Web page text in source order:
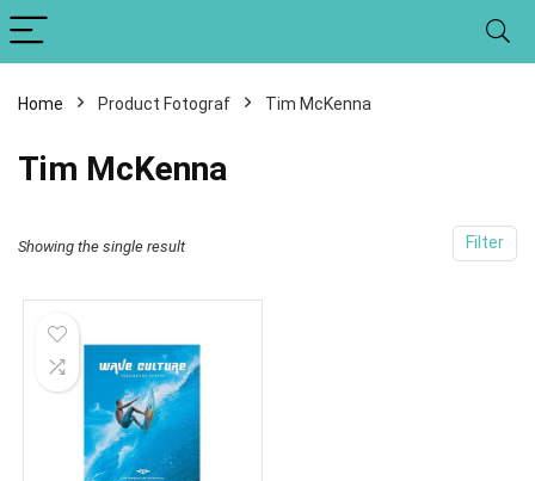
Home Product Fotograf Tim McKenna
Tim McKenna
Filter
Showing the single result